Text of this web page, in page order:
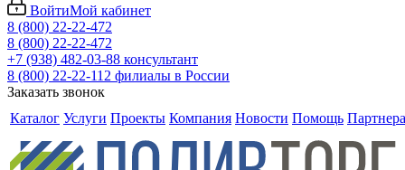
ВойтиМой кабинет
8 (800) 22-22-472
8 (800) 22-22-472
+7 (938) 482-03-88 консультант
8 (800) 22-22-112 филиалы в России
Заказать звонок
Каталог Услуги Проекты Компания Новости Помощь